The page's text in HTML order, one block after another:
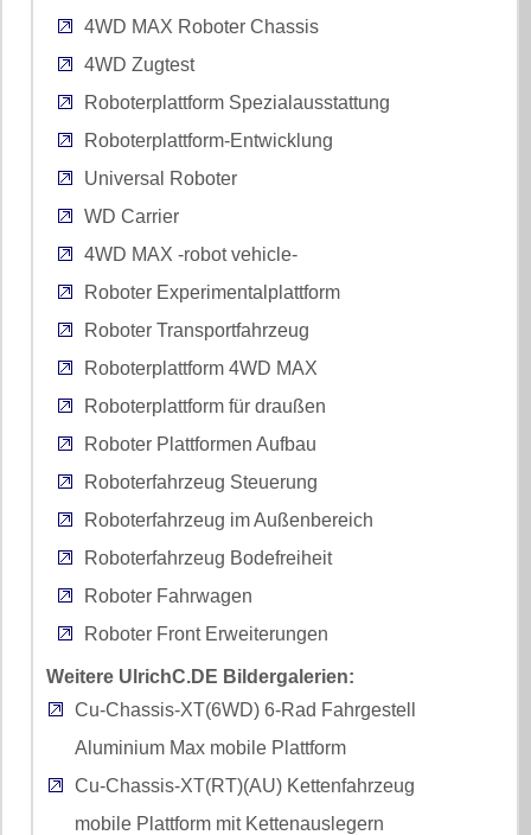
4WD MAX Roboter Chassis
4WD Zugtest
Roboterplattform Spezialausstattung
Roboterplattform-Entwicklung
Universal Roboter
WD Carrier
4WD MAX -robot vehicle-
Roboter Experimentalplattform
Roboter Transportfahrzeug
Roboterplattform 4WD MAX
Roboterplattform für draußen
Roboter Plattformen Aufbau
Roboterfahrzeug Steuerung
Roboterfahrzeug im Außenbereich
Roboterfahrzeug Bodefreiheit
Roboter Fahrwagen
Roboter Front Erweiterungen
Weitere UlrichC.DE Bildergalerien:
Cu-Chassis-XT(6WD) 6-Rad Fahrgestell
Aluminium Max mobile Plattform
Cu-Chassis-XT(RT)(AU) Kettenfahrzeug
mobile Plattform mit Kettenauslegern